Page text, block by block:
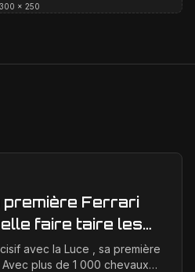
300 × 250
première Ferrari
faire taire les
design ?
avec la Luce , sa première
plus de 1 000 chevaux